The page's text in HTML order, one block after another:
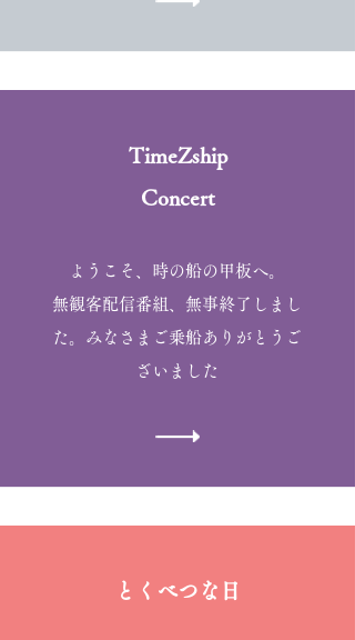
TimeZship
​Concert
ようこそ、時の船の甲板へ。
​無観客配信番組、無事終了しまし
た。みなさまご乗船ありがとうご
ざいました
とくべつな日